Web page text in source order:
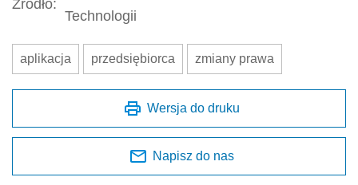
Źródło:
Technologii
aplikacja przedsiębiorca zmiany prawa
Wersja do druku
Napisz do nas